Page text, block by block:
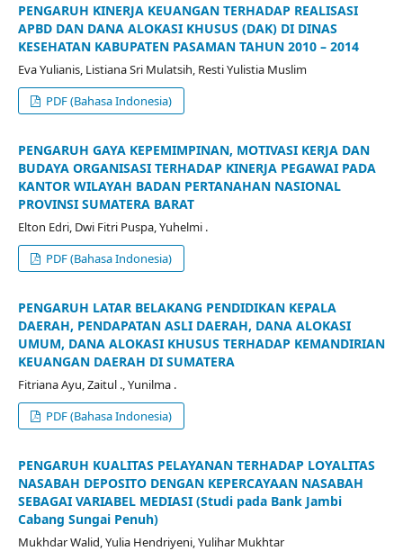
PENGARUH KINERJA KEUANGAN TERHADAP REALISASI
APBD DAN DANA ALOKASI KHUSUS (DAK) DI DINAS
KESEHATAN KABUPATEN PASAMAN TAHUN 2010 – 2014
Eva Yulianis, Listiana Sri Mulatsih, Resti Yulistia Muslim
PDF (Bahasa Indonesia)
PENGARUH GAYA KEPEMIMPINAN, MOTIVASI KERJA DAN
BUDAYA ORGANISASI TERHADAP KINERJA PEGAWAI PADA
KANTOR WILAYAH BADAN PERTANAHAN NASIONAL
PROVINSI SUMATERA BARAT
Elton Edri, Dwi Fitri Puspa, Yuhelmi .
PDF (Bahasa Indonesia)
PENGARUH LATAR BELAKANG PENDIDIKAN KEPALA
DAERAH, PENDAPATAN ASLI DAERAH, DANA ALOKASI
UMUM, DANA ALOKASI KHUSUS TERHADAP KEMANDIRIAN
KEUANGAN DAERAH DI SUMATERA
Fitriana Ayu, Zaitul ., Yunilma .
PDF (Bahasa Indonesia)
PENGARUH KUALITAS PELAYANAN TERHADAP LOYALITAS
NASABAH DEPOSITO DENGAN KEPERCAYAAN NASABAH
SEBAGAI VARIABEL MEDIASI (Studi pada Bank Jambi
Cabang Sungai Penuh)
Mukhdar Walid, Yulia Hendriyeni, Yulihar Mukhtar